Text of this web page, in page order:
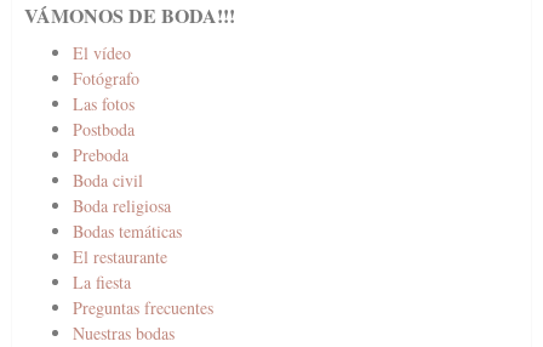
VÁMONOS DE BODA!!!
El vídeo
Fotógrafo
Las fotos
Postboda
Preboda
Boda civil
Boda religiosa
Bodas temáticas
El restaurante
La fiesta
Preguntas frecuentes
Nuestras bodas